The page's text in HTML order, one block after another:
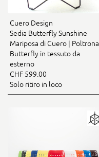
Cuero Design
Sedia Butterfly Sunshine
Mariposa di Cuero | Poltrona
Butterfly in tessuto da
esterno
CHF 599.00
Solo ritiro in loco